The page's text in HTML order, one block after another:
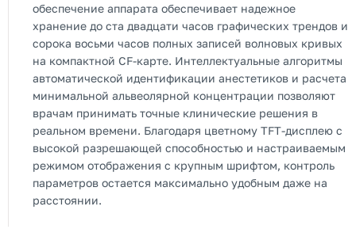
обеспечение аппарата обеспечивает надежное
хранение до ста двадцати часов графических трендов и
сорока восьми часов полных записей волновых кривых
на компактной CF-карте. Интеллектуальные алгоритмы
автоматической идентификации анестетиков и расчета
минимальной альвеолярной концентрации позволяют
врачам принимать точные клинические решения в
реальном времени. Благодаря цветному TFT-дисплею с
высокой разрешающей способностью и настраиваемым
режимом отображения с крупным шрифтом, контроль
параметров остается максимально удобным даже на
расстоянии.